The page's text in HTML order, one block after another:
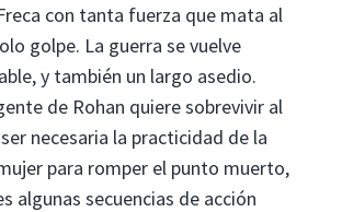
con tanta fuerza que mata al
golpe. La guerra se vuelve
y también un largo asedio.
de Rohan quiere sobrevivir al
necesaria la practicidad de la
para romper el punto muerto,
algunas secuencias de acción